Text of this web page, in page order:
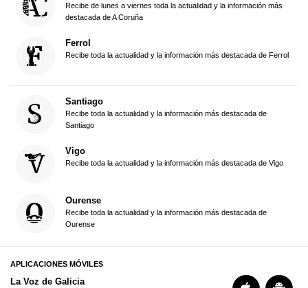
Recibe de lunes a viernes toda la actualidad y la información más
destacada de A Coruña
Ferrol
Recibe toda la actualidad y la información más destacada de Ferrol
Santiago
Recibe toda la actualidad y la información más destacada de
Santiago
Vigo
Recibe toda la actualidad y la información más destacada de Vigo
Ourense
Recibe toda la actualidad y la información más destacada de
Ourense
APLICACIONES MÓVILES
La Voz de Galicia